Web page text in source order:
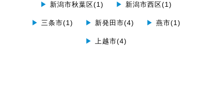
▶ 新潟市秋葉区(1) ▶ 新潟市西区(1)
▶ 三条市(1) ▶ 新発田市(4) ▶ 燕市(1)
▶ 上越市(4)